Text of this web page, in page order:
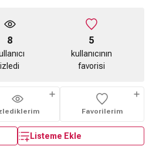
8
izledi
5
kullanıcının
favorisi
Favorilerim
Listeme Ekle